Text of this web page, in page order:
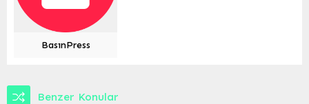
BasınPress
Benzer Konular